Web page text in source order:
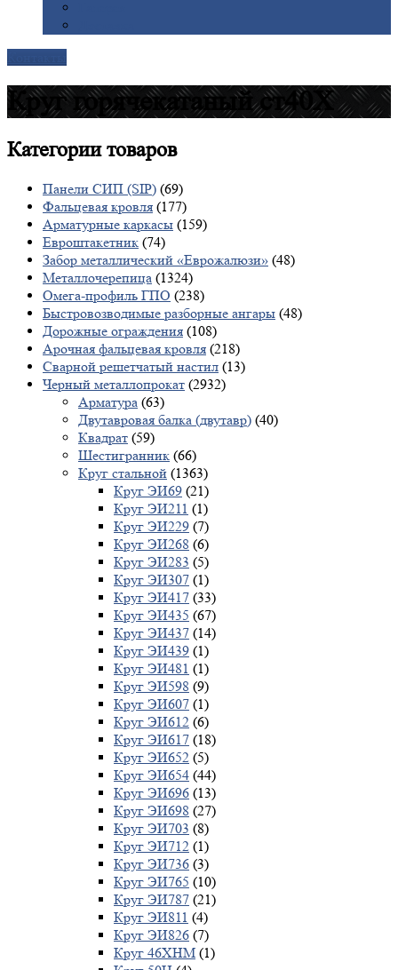
Круг горячекатаный ст40Х
Категориитоваров
Панели СИП (SIP) (69)
Фальцевая кровля (177)
Арматурные каркасы (159)
Евроштакетник (74)
Забор металлический «Еврожалюзи» (48)
Металлочерепица (1324)
Омега-профиль ГПО (238)
Быстровозводимые разборные ангары (48)
Дорожные ограждения (108)
Арочная фальцевая кровля (218)
Сварной решетчатый настил (13)
Черный металлопрокат (2932)
Арматура (63)
Двутавровая балка (двутавр) (40)
Квадрат (59)
Шестигранник (66)
Круг стальной (1363)
Круг ЭИ69 (21)
Круг ЭИ211 (1)
Круг ЭИ229 (7)
Круг ЭИ268 (6)
Круг ЭИ283 (5)
Круг ЭИ307 (1)
Круг ЭИ417 (33)
Круг ЭИ435 (67)
Круг ЭИ437 (14)
Круг ЭИ439 (1)
Круг ЭИ481 (1)
Круг ЭИ598 (9)
Круг ЭИ607 (1)
Круг ЭИ612 (6)
Круг ЭИ617 (18)
Круг ЭИ652 (5)
Круг ЭИ654 (44)
Круг ЭИ696 (13)
Круг ЭИ698 (27)
Круг ЭИ703 (8)
Круг ЭИ712 (1)
Круг ЭИ736 (3)
Круг ЭИ765 (10)
Круг ЭИ787 (21)
Круг ЭИ811 (4)
Круг ЭИ826 (7)
Круг 46ХНМ (1)